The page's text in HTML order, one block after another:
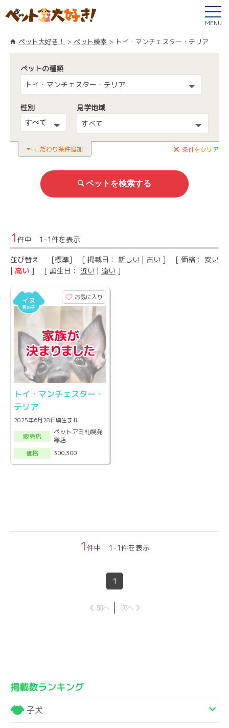
MENU
ペット大好き！ ペット検索 トイ・マンチェスター・テリア
ペットの種類
トイ・マンチェスター・テリア
性別
見学地域
すべて
こだわり条件追加 条件をクリア
1 件中 1-1件を表示
並び替え [標準] [ 掲載日： 新しい | 古い ] [ 価格： 安い
| 高い ] [ 誕生日： 近い | 遠い ]
お気に入り
トイ・マンチェスター・
テリア
2025年6月28日頃生まれ
販売店
ペットアミ札幌発
寒店
価格
300,300
1 件中 1-1件を表示
1
前へ 次へ
掲載数ランキング
子犬